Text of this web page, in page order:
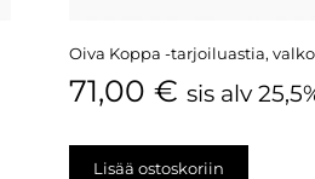
Oiva Koppa -tarjoiluastia,
71,00€ sis alv
Lisää ostoskoriin